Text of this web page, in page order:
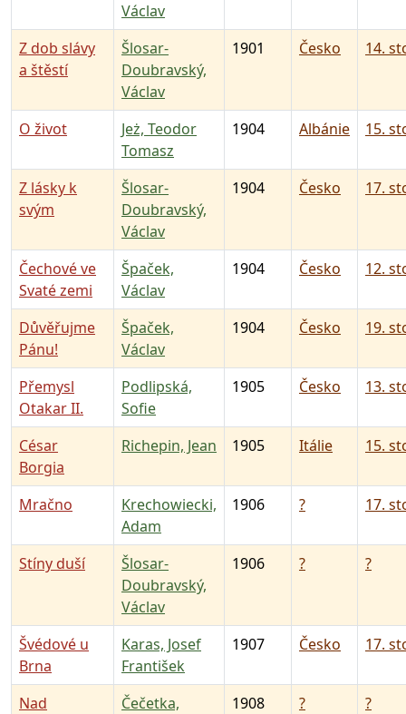
Václav
Z dob slávy
a štěstí
Šlosar-
Doubravský,
Václav
1901 Česko 14.
O život
Jeż, Teodor
Tomasz
1904 Albánie 15.
Z lásky k
svým
Šlosar-
Doubravský,
Václav
1904 Česko 17.
Čechové ve
Svaté zemi
Špaček,
Václav
1904 Česko 12.
Důvěřujme
Pánu!
Špaček,
Václav
1904 Česko 19.
Přemysl
Otakar II.
Podlipská,
Sofie
1905 Česko 13.
César
Borgia
Richepin, Jean 1905 Itálie 15.
Mračno
Krechowiecki,
Adam
1906 ? 17.
Stíny duší
Šlosar-
Doubravský,
Václav
1906 ? ?
Švédové u
Brna
Karas, Josef
František
1907 Česko 17.
Nad
Čečetka,
1908 ? ?